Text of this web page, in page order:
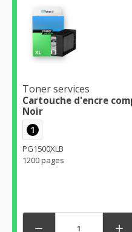
Toner services
Cartouche d'encre
Noir
1
PG1500XLB
1200 pages
 